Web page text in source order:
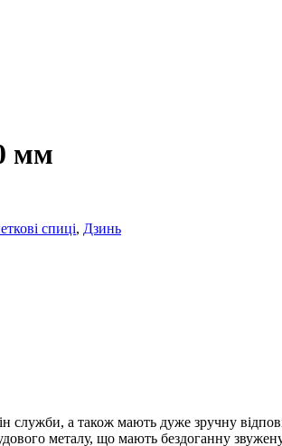
мм
спиці, Дзинь
а також мають дуже зручну
металу, що мають бездоганну